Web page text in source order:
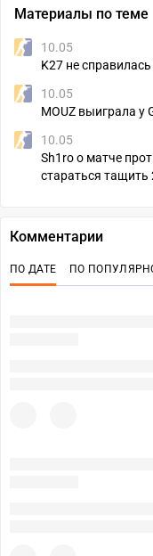
Материалы по теме
10.05
K27 не
10.05
MOUZ выиграла у
10.05
Sh1ro о матче
стараться тащить
Комментарии
ПО ДАТЕ ПО